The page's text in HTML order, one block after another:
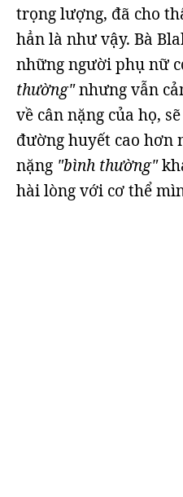
trọng lượng, đã cho
hẳn là như vậy. Bà
những người phụ nữ
thường"nhưng vẫn
về cân nặng của họ,
đường huyết cao hơn
nặng "bình thường"
hài lòng với cơ thể